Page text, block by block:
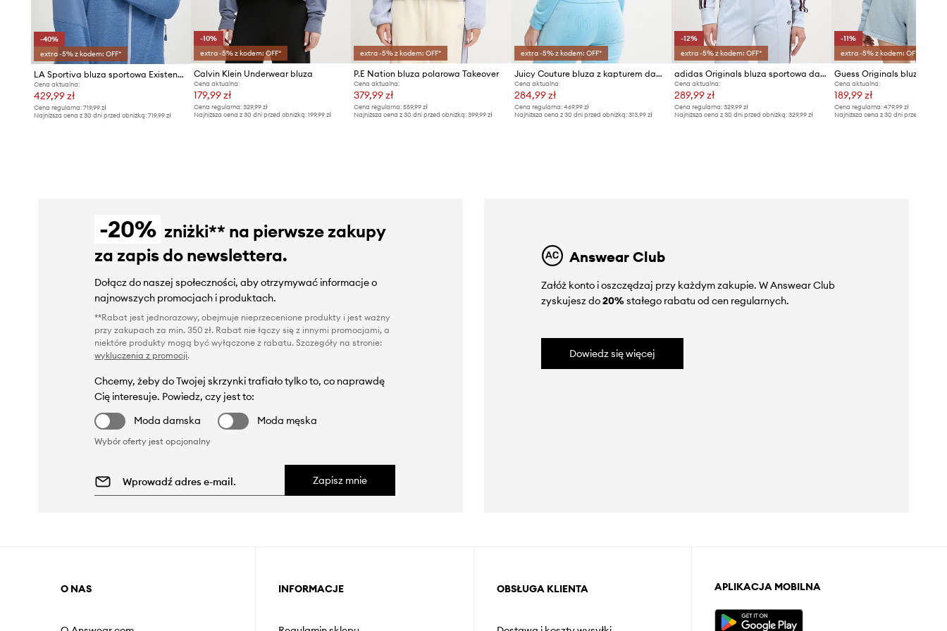
-40%
extra -5% z kodem: OFF*
LA Sportiva bluza sportowa Existence Hoody
Cena aktualna:
429,99 zł
Cena regularna: 719,99 zł
Najniższa cena z 30 dni przed obniżką: 719,99 zł
-10%
extra -5% z kodem: OFF*
Calvin Klein Underwear bluza
Cena aktualna:
179,99 zł
Cena regularna:329,99 zł
Najniższa cena z 30 dni przed obniżką:199,99 zł
extra -5% z kodem: OFF*
P.E Nation bluza polarowa Takeover
Cena aktualna:
379,99 zł
Cena regularna: 559,99 zł
Najniższa cena z 30 dni przed obniżką: 399,99 zł
extra -5% z kodem: OFF*
Juicy Couture bluza z kapturem damska welurowa MADISON COL OUT
Cena aktualna:
284,99 zł
Cena regularna: 469,99 zł
Najniższa cena z 30 dni przed obniżką: 313,99 zł
-12%
extra -5% z kodem: OFF*
adidas Originals bluza sportowa damska
Cena aktualna:
289,99 zł
Cena regularna:329,99 zł
Najniższa cena z 30 dni przed obniżką:329,99 zł
-11%
extra -5% z kodem: OFF*
Guess Originals bluza
Cena aktualna:
189,99 zł
Cena regularna: 479,99 zł
Najniższa cena z 30 dni przed obniżką:
-20% zniżki** na pierwsze zakupy
za zapis do newslettera.
Dołącz do naszej społeczności, aby otrzymywać informacje o
najnowszych promocjach i produktach.
**Rabat jest jednorazowy, obejmuje nieprzecenione produkty i jest ważny
przy zakupach za min. 350 zł. Rabat nie łączy się z innymi promocjami, a
niektóre produkty mogą być wyłączone z rabatu. Szczegóły na stronie:
wykluczenia z promocji.
Chcemy, żeby do Twojej skrzynki trafiało tylko to, co naprawdę
Cię interesuje. Powiedz, czy jest to:
Moda damska
Moda męska
Wybór oferty jest opcjonalny
Zapisz mnie
Answear Club
Załóż konto i oszczędzaj przy każdym zakupie. W Answear Club
zyskujesz do20%stałego rabatu od cen regularnych.
Dowiedz się więcej
O NAS INFORMACJE OBSŁUGA KLIENTA APLIKACJA MOBILNA